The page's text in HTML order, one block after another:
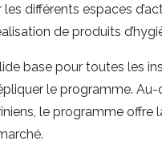
différents espaces
de produits
base pour toutes les
le programme.
le programme offre